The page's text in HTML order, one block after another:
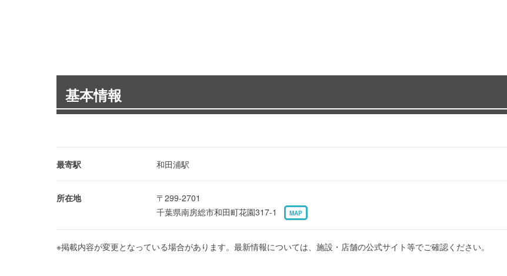
基本情報
最寄駅 和田浦駅
所在地
〒299-2701
千葉県南房総市和田町花園317-1
MAP
※掲載内容が変更となっている場合があります。最新情報については、施設・店舗の公式サイト等でご確認ください。